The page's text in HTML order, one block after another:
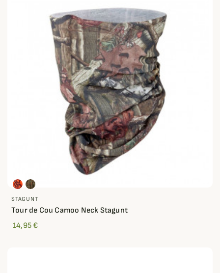
STAGUNT
Tour de Cou Camoo Neck Stagunt
14,95 €